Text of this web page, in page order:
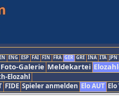
ENG ESP FAI FIN FRA GER GRE INA ITA JPN
Foto-Galerie Meldekartei
Elozahl
FIDE Spieler anmelden Elo AUT